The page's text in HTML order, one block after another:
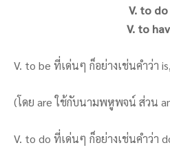
V. to do
V. to
V. to be ที่เด่นๆ ก็อย่างเช่นคำว่า
(โดย are ใช้กับนามพหูพจน์ ส่วน
V. to do ที่เด่นๆ ก็อย่างเช่นคำว่า